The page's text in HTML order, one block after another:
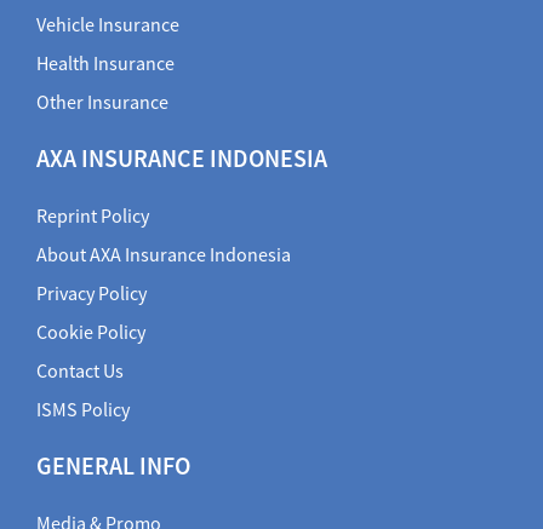
Vehicle Insurance
Health Insurance
Other Insurance
AXA INSURANCE INDONESIA
Reprint Policy
About AXA Insurance Indonesia
Privacy Policy
Cookie Policy
Contact Us
ISMS Policy
GENERAL INFO
Media & Promo